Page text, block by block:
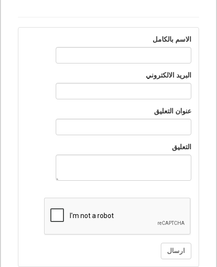
الاسم بالكامل
البريد الالكتروني
عنوان التعليق
التعليق
ارسال